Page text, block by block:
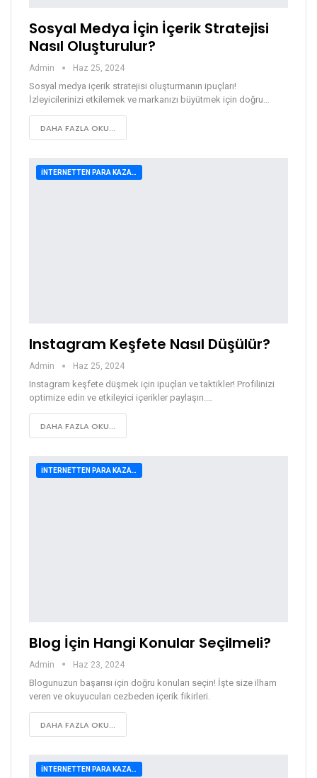
Sosyal Medya İçin İçerik Stratejisi
Nasıl Oluşturulur?
Admin Haz 25, 2024
Sosyal medya içerik stratejisi oluşturmanın ipuçları!
İzleyicilerinizi etkilemek ve markanızı büyütmek için doğru…
DAHA FAZLA OKU...
İNTERNETTEN PARA KAZANMA
Instagram Keşfete Nasıl Düşülür?
Admin Haz 25, 2024
Instagram keşfete düşmek için ipuçları ve taktikler! Profilinizi
optimize edin ve etkileyici içerikler paylaşın.…
DAHA FAZLA OKU...
İNTERNETTEN PARA KAZANMA
Blog İçin Hangi Konular Seçilmeli?
Admin Haz 23, 2024
Blogunuzun başarısı için doğru konuları seçin! İşte size ilham
veren ve okuyucuları cezbeden içerik fikirleri.
DAHA FAZLA OKU...
İNTERNETTEN PARA KAZANMA